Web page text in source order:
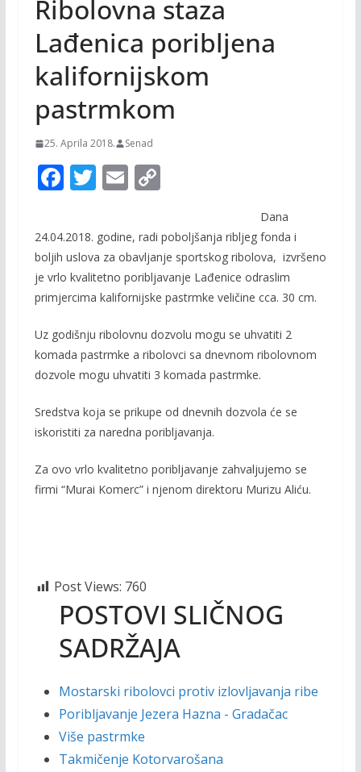
Ribolovna staza
Lađenica poribljena
kalifornijskom
pastrmkom
25. Aprila 2018. Senad
F
e
b
o
o
k
T
itt
er
E
ai
l
C
p
y
Li
n
k
Dana
24.04.2018. godine, radi poboljšanja ribljeg fonda i
boljih uslova za obavljanje sportskog ribolova, izvršeno
je vrlo kvalitetno poribljavanje Lađenice odraslim
primjercima kalifornijske pastrmke veličine cca. 30 cm.
Uz godišnju ribolovnu dozvolu mogu se uhvatiti 2
komada pastrmke a ribolovci sa dnevnom ribolovnom
dozvole mogu uhvatiti 3 komada pastrmke.
Sredstva koja se prikupe od dnevnih dozvola će se
iskoristiti za naredna poribljavanja.
Za ovo vrlo kvalitetno poribljavanje zahvaljujemo se
firmi “Murai Komerc” i njenom direktoru Murizu Aliću.
Post Views: 760
POSTOVI SLIČNOG
SADRŽAJA
Mostarski ribolovci protiv izlovljavanja ribe
Poribljavanje Jezera Hazna - Gradačac
Više pastrmke
Takmičenje Kotorvarošana